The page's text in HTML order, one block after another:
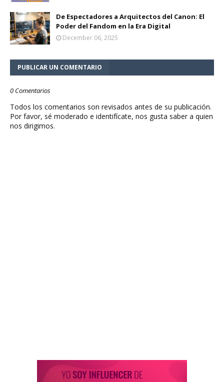
De Espectadores a Arquitectos del Canon: El
Poder del Fandom en la Era Digital
December 06, 2025
PUBLICAR UN COMENTARIO
0 Comentarios
Todos los comentarios son revisados antes de su publicación.
Por favor, sé moderado e identifícate, nos gusta saber a quien
nos dirigimos.